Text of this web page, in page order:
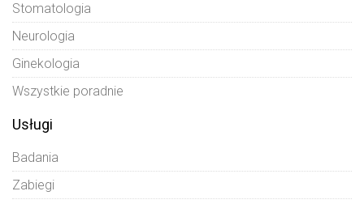
Stomatologia
Neurologia
Ginekologia
Wszystkie poradnie
Usługi
Badania
Zabiegi